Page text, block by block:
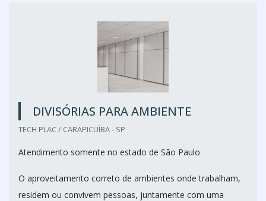
DIVISÓRIAS PARA AMBIENTE
TECH PLAC / CARAPICUÍBA - SP
Atendimento somente no estado de São Paulo
O aproveitamento correto de ambientes onde trabalham,
residem ou convivem pessoas, juntamente com uma